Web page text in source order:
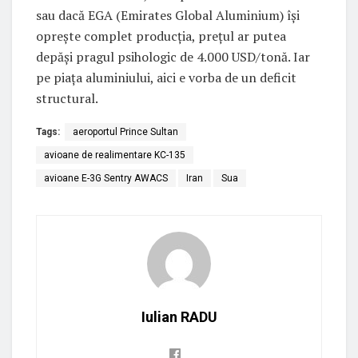
sau dacă EGA (Emirates Global Aluminium) își
oprește complet producția, prețul ar putea
depăși pragul psihologic de 4.000 USD/tonă. Iar
pe piața aluminiului, aici e vorba de un deficit
structural.
Tags: aeroportul Prince Sultan
avioane de realimentare KC-135
avioane E-3G Sentry AWACS Iran Sua
Iulian RADU